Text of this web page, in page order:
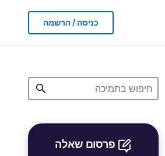
כניסה / הרשמה
פרסום שאלה